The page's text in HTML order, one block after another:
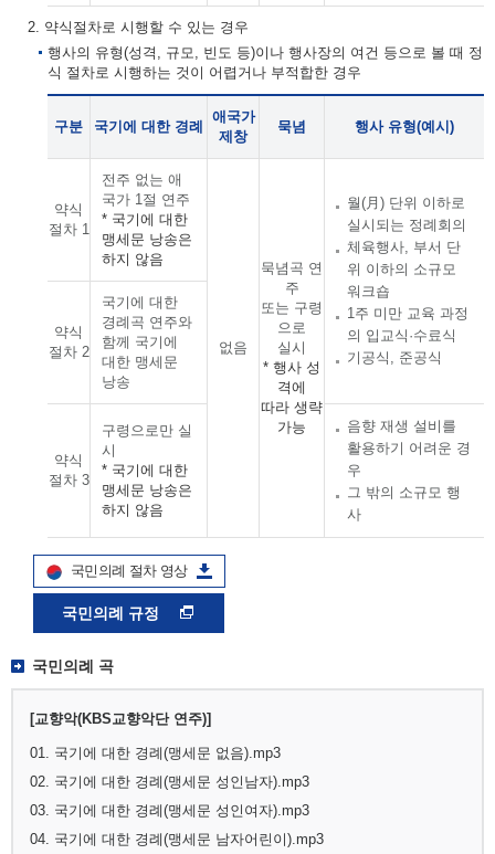
2. 약식절차로 시행할 수 있는 경우
행사의 유형(성격, 규모, 빈도 등)이나 행사장의 여건 등으로 볼 때 정
식 절차로 시행하는 것이 어렵거나 부적합한 경우
구분 국기에 대한 경례
애국가
제창
묵념 행사 유형(예시)
약식
절차 1
전주 없는 애
국가 1절 연주
* 국기에 대한
맹세문 낭송은
하지 않음
없음
묵념곡 연
주
또는 구령
으로
실시
* 행사 성
격에
따라 생략
가능
월(月) 단위 이하로
실시되는 정례회의
체육행사, 부서 단
위 이하의 소규모
워크숍
1주 미만 교육 과정
의 입교식·수료식
기공식, 준공식
약식
절차 2
국기에 대한
경례곡 연주와
함께 국기에
대한 맹세문
낭송
약식
절차 3
구령으로만 실
시
* 국기에 대한
맹세문 낭송은
하지 않음
음향 재생 설비를
활용하기 어려운 경
우
그 밖의 소규모 행
사
국민의례 절차 영상
국민의례 규정
국민의례 곡
[교향악(KBS교향악단 연주)]
01. 국기에 대한 경례(맹세문 없음).mp3
02. 국기에 대한 경례(맹세문 성인남자).mp3
03. 국기에 대한 경례(맹세문 성인여자).mp3
04. 국기에 대한 경례(맹세문 남자어린이).mp3